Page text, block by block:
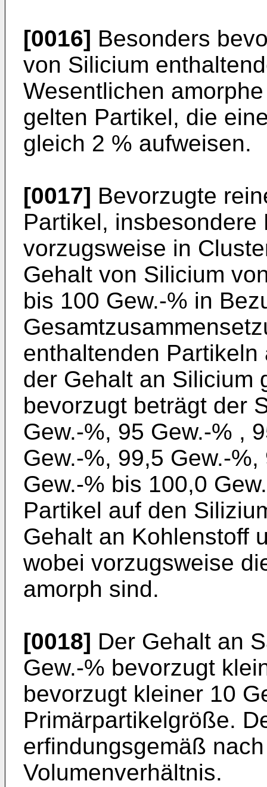
[0016] Besonders
von Silicium
Wesentlichen
gelten Partikel, die
gleich 2 % aufweisen.
[0017] Bevorzugte
Partikel, insbesondere
vorzugsweise in
Gehalt von Silicium
bis 100 Gew.-% in
enthaltenden
der Gehalt an Silicium
bevorzugt beträgt der
Gew.-%, 95 Gew.-% ,
Gew.-%, 99,5 Gew.-
Gew.-% bis 100,0
Partikel auf den
Gehalt an Kohlenstoff
wobei vorzugsweise
amorph sind.
[0018] Der Gehalt an
Gew.-% bevorzugt
bevorzugt kleiner 10
Primärpartikelgröße.
erfindungsgemäß
Volumenverhältnis.